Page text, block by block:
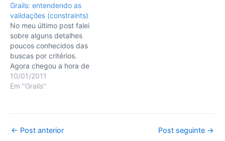
extremamente poderosa
que o Hibernate nos
oferece para solucionar
um problema muito
comum no
desenvolvimento de
aplicações que precisem
fazer consultas a…
Grails: entendendo as
validações (constraints)
No meu último post falei
sobre alguns detalhes
poucos conhecidos das
buscas por critérios.
Agora chegou a hora de
expor algumas coisas
bem legais sobre as
pelo framework. O básico
As constraints nos
permitem definir
10/01/2011
Em "Grails"
Post
← Post anterior Post seguinte →